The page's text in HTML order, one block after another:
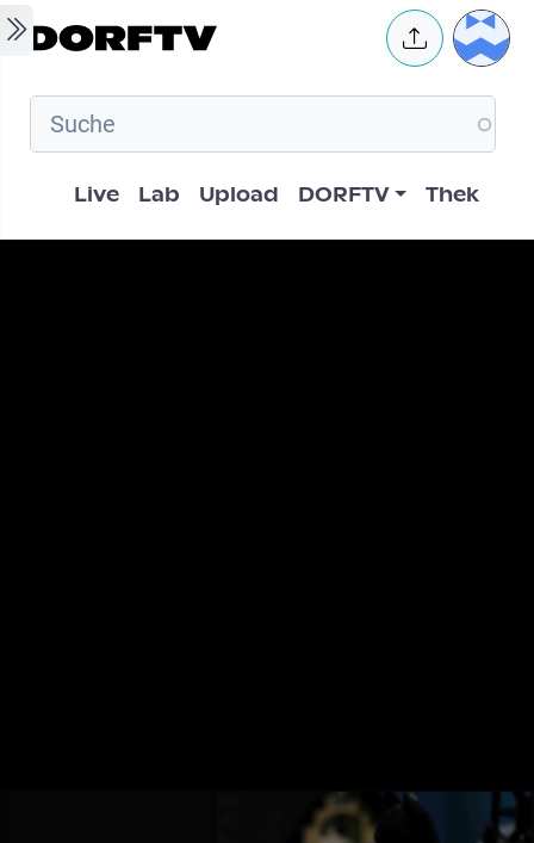
Skip to main content User
Hauptnavigation
Live Lab Upload DORFTV Thek